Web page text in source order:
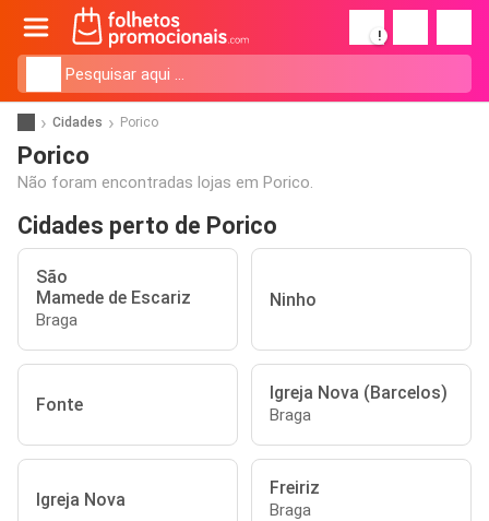
!
Cidades Porico
Porico
Não foram encontradas lojas em Porico.
Cidades perto de Porico
São
Mamede de Escariz
Braga
Ninho
Fonte
Igreja Nova (Barcelos)
Braga
Igreja Nova
Freiriz
Braga